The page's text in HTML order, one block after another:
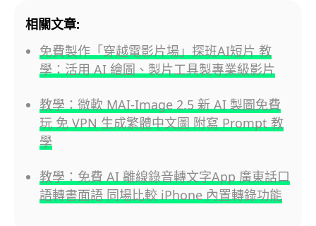
相關文章:
免費製作「穿越電影片場」探班AI短片 教
學：活用 AI 繪圖、製片工具製專業級影片
教學：微軟 MAI-Image 2.5 新 AI 製圖免費
玩 免 VPN 生成繁體中文圖 附寫 Prompt 教
學
教學：免費 AI 離線錄音轉文字App 廣東話口
語轉書面語 同場比較 iPhone 內置轉錄功能